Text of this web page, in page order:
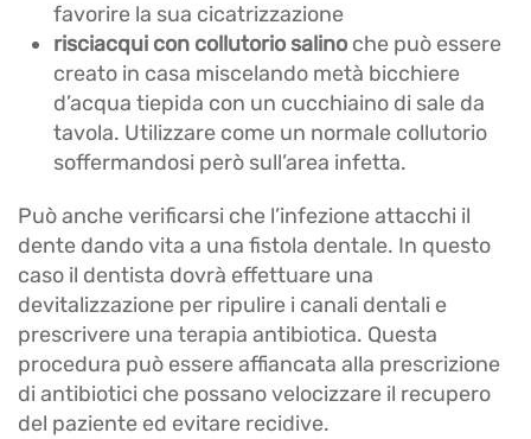
favorire la sua cicatrizzazione
risciacqui con collutorio salino che può essere
creato in casa miscelando metà bicchiere
d’acqua tiepida con un cucchiaino di sale da
tavola. Utilizzare come un normale collutorio
soffermandosi però sull’area infetta.
Può anche verificarsi che l’infezione attacchi il
dente dando vita a una fistola dentale. In questo
caso il dentista dovrà effettuare una
devitalizzazione per ripulire i canali dentali e
prescrivere una terapia antibiotica. Questa
procedura può essere affiancata alla prescrizione
di antibiotici che possano velocizzare il recupero
del paziente ed evitare recidive.